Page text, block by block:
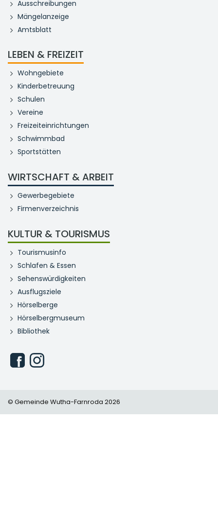
Ausschreibungen
Mängelanzeige
Amtsblatt
LEBEN & FREIZEIT
Wohngebiete
Kinderbetreuung
Schulen
Vereine
Freizeiteinrichtungen
Schwimmbad
Sportstätten
WIRTSCHAFT & ARBEIT
Gewerbegebiete
Firmenverzeichnis
KULTUR & TOURISMUS
Tourismusinfo
Schlafen & Essen
Sehenswürdigkeiten
Ausflugsziele
Hörselberge
Hörselbergmuseum
Bibliothek
© Gemeinde Wutha-Farnroda 2026